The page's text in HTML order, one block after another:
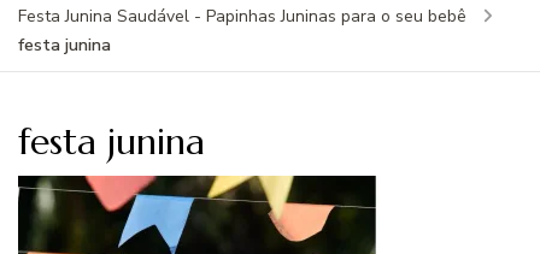
Festa Junina Saudável - Papinhas Juninas para o seu bebê
festa junina
festa junina